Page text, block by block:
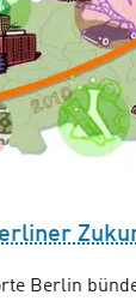
Berlin